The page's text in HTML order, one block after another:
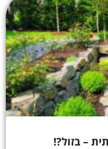
– בזול?!